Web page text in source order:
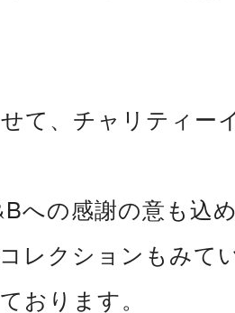
て、チャリティー
への感謝の意も込
レクションもみて
おります。